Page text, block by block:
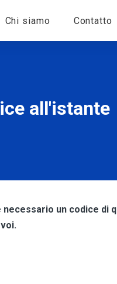
Chi siamo Contatto
all'istante
un codice di